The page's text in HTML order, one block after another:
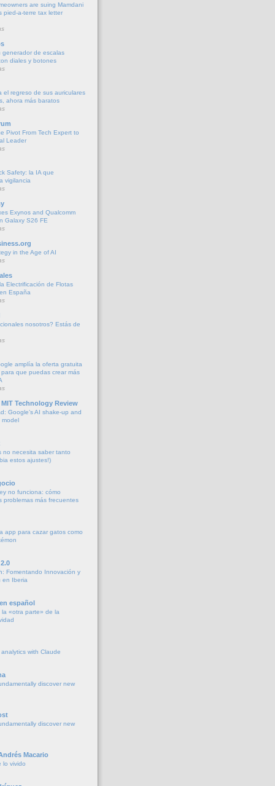
are suing Mamdani
pied-a-terre tax letter
generador de escalas
diales y botones
el regreso de sus auriculares
ahora más baratos
Pivot From Tech Expert to
Leader
Safety: la IA que
vigilancia
Exynos and Qualcomm
Galaxy S26 FE
in the Age of AI
Electrificación de Flotas
España
nosotros? Estás de
amplía la oferta gratuita
para que puedas crear más
Technology Review
Google’s AI shake-up and
model
no necesita saber tanto
estos ajustes!)
no funciona: cómo
problemas más frecuentes
app para cazar gatos como
Fomentando Innovación y
en Iberia
español
«otra parte» de la
with Claude
discover new
discover new
Macario
lo vivido